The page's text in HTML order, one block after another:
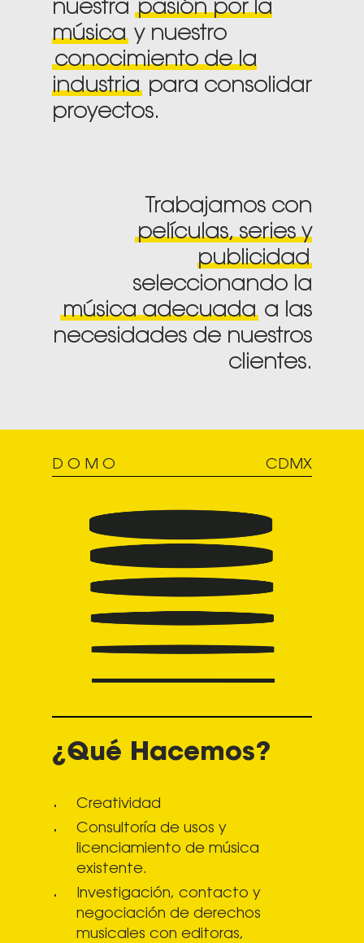
nuestrapasión por la
música y nuestro
conocimiento de la
industria para consolidar
proyectos.
Trabajamos con
películas, series y
publicidad
seleccionando la
música adecuadaa las
necesidades de nuestros
clientes.
D O M O CDMX
¿Qué Hacemos?
Creatividad
Consultoría de usos y
licenciamiento de música
existente.
Investigación, contacto y
negociación de derechos
musicales con editoras,